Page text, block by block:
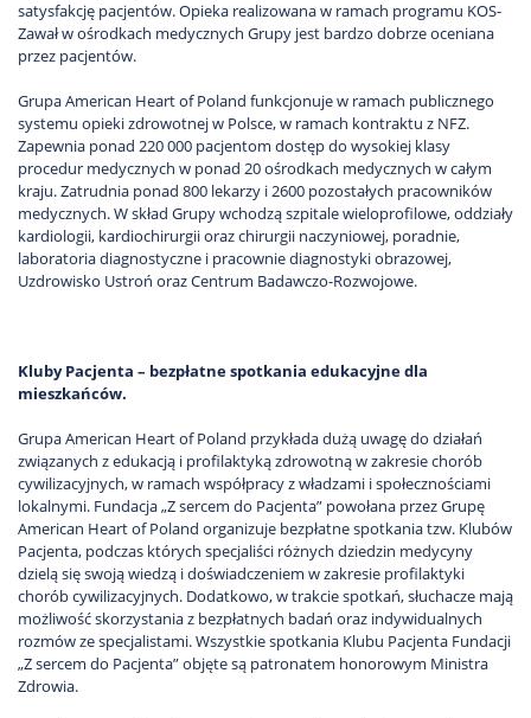
satysfakcję pacjentów. Opieka realizowana w ramach programu KOS-
Zawał w ośrodkach medycznych Grupy jest bardzo dobrze oceniana
przez pacjentów.
Grupa American Heart of Poland funkcjonuje w ramach publicznego
systemu opieki zdrowotnej w Polsce, w ramach kontraktu z NFZ.
Zapewnia ponad 220 000 pacjentom dostęp do wysokiej klasy
procedur medycznych w ponad 20 ośrodkach medycznych w całym
kraju. Zatrudnia ponad 800 lekarzy i 2600 pozostałych pracowników
medycznych. W skład Grupy wchodzą szpitale wieloprofilowe, oddziały
kardiologii, kardiochirurgii oraz chirurgii naczyniowej, poradnie,
laboratoria diagnostyczne i pracownie diagnostyki obrazowej,
Uzdrowisko Ustroń oraz Centrum Badawczo-Rozwojowe.
Kluby Pacjenta – bezpłatne spotkania edukacyjne dla
mieszkańców.
Grupa American Heart of Poland przykłada dużą uwagę do działań
związanych z edukacją i profilaktyką zdrowotną w zakresie chorób
cywilizacyjnych, w ramach współpracy z władzami i społecznościami
lokalnymi. Fundacja „Z sercem do Pacjenta” powołana przez Grupę
American Heart of Poland organizuje bezpłatne spotkania tzw. Klubów
Pacjenta, podczas których specjaliści różnych dziedzin medycyny
dzielą się swoją wiedzą i doświadczeniem w zakresie profilaktyki
chorób cywilizacyjnych. Dodatkowo, w trakcie spotkań, słuchacze mają
możliwość skorzystania z bezpłatnych badań oraz indywidualnych
rozmów ze specjalistami. Wszystkie spotkania Klubu Pacjenta Fundacji
„Z sercem do Pacjenta” objęte są patronatem honorowym Ministra
Zdrowia.